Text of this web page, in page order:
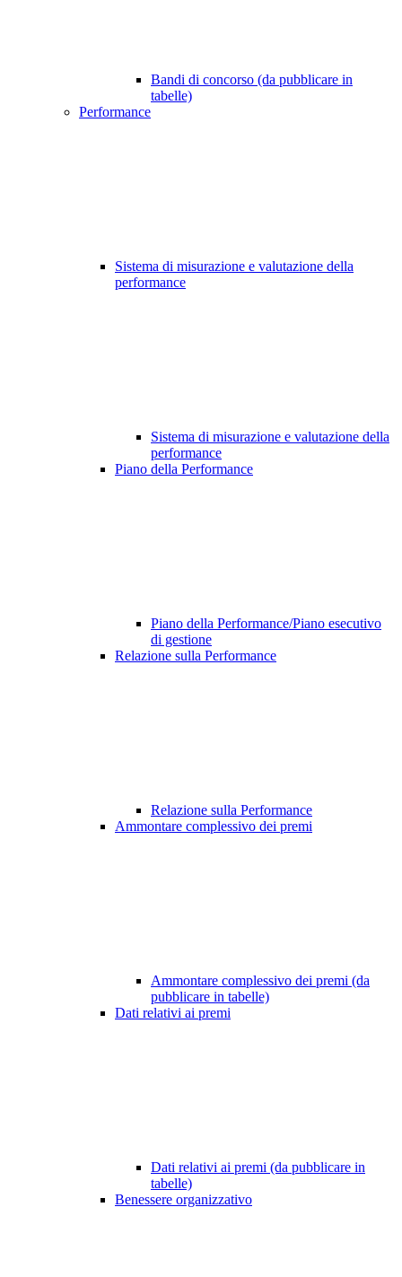
Bandi di concorso (da pubblicare in
tabelle)
Performance
Sistema di misurazione e valutazione della
performance
Sistema di misurazione e valutazione della
performance
Piano della Performance
Piano della Performance/Piano esecutivo
di gestione
Relazione sulla Performance
Relazione sulla Performance
Ammontare complessivo dei premi
Ammontare complessivo dei premi (da
pubblicare in tabelle)
Dati relativi ai premi
Dati relativi ai premi (da pubblicare in
tabelle)
Benessere organizzativo